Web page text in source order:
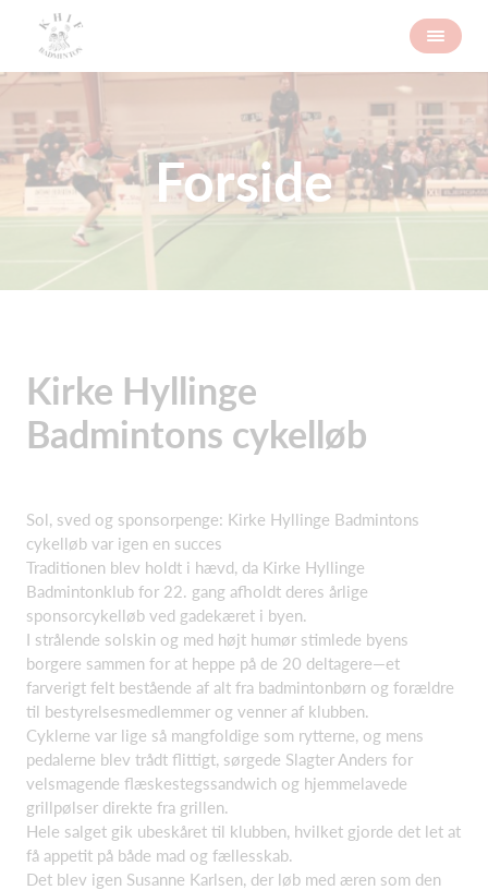
Forside
Kirke Hyllinge
Badmintons cykelløb
Sol, sved og sponsorpenge: Kirke Hyllinge Badmintons
cykelløb var igen en succes
Traditionen blev holdt i hævd, da Kirke Hyllinge
Badmintonklub for 22. gang afholdt deres årlige
sponsorcykelløb ved gadekæret i byen.
I strålende solskin og med højt humør stimlede byens
borgere sammen for at heppe på de 20 deltagere—et
farverigt felt bestående af alt fra badmintonbørn og forældre
til bestyrelsesmedlemmer og venner af klubben.
Cyklerne var lige så mangfoldige som rytterne, og mens
pedalerne blev trådt flittigt, sørgede Slagter Anders for
velsmagende flæskestegssandwich og hjemmelavede
grillpølser direkte fra grillen.
Hele salget gik ubeskåret til klubben, hvilket gjorde det let at
få appetit på både mad og fællesskab.
Det blev igen Susanne Karlsen, der løb med æren som den